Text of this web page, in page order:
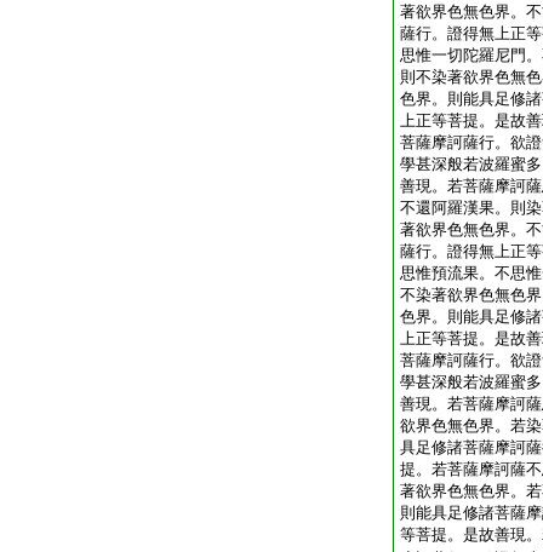
著欲界色無色界。
薩行。證得無上正
思惟一切陀羅尼門
則不染著欲界色無
色界。則能具足修
上正等菩提。是故
菩薩摩訶薩行。欲
學甚深般若波羅蜜
善現。若菩薩摩訶
不還阿羅漢果。則
著欲界色無色界。
薩行。證得無上正
思惟預流果。不思
不染著欲界色無色
色界。則能具足修
上正等菩提。是故
菩薩摩訶薩行。欲
學甚深般若波羅蜜
善現。若菩薩摩訶
欲界色無色界。若
具足修諸菩薩摩訶
提。若菩薩摩訶薩
著欲界色無色界。
則能具足修諸菩薩
等菩提。是故善現